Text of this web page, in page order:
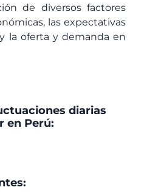
de diversos factores
las expectativas
la oferta y demanda en
diarias
en Perú: